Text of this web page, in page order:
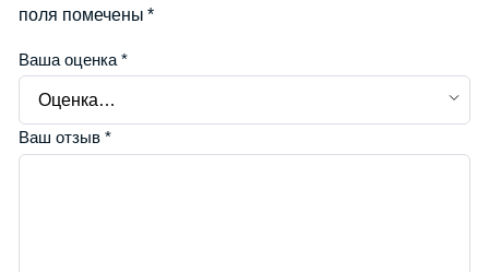
поля помечены*
Ваша оценка *
Ваш отзыв *